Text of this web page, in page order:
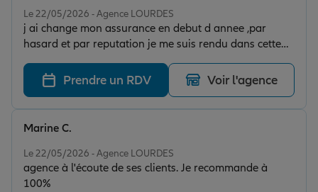
Le 22/05/2026 - Agence LOURDES
j ai change mon assurance en debut d annee ,par
hasard et par reputation je me suis rendu dans cette
agence,j ai ete tres bien recu par MR Lamathe et ses
collaborateurs ,tres arrangeant et tres disponible .je
recommande excessivement si vous souhaitez du
professionalisme et de l ecoute
Prendre un RDV Voir l'agence
Le 22/05/2026 - Agence LOURDES
agence à l'écoute de ses clients. Je recommande à
100%
Marine C.